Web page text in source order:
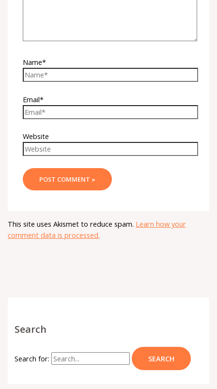
Name*
Email*
Website
This site uses Akismet to reduce spam. Learn how your
comment data is processed.
Search
Search for: